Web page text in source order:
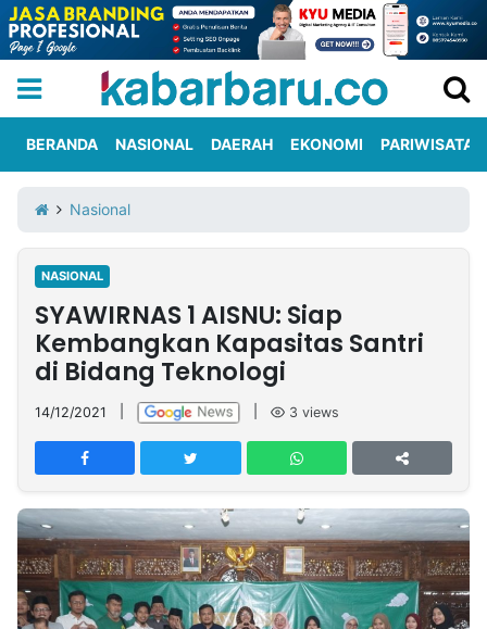
Iklan
Berita
Kami
Nasional
International
Olahraga
Entertainment
Daerah
Pariwisata
Kuliner
Kolom
Network
PT
TREETAN
INDONESIA
Partner
BERANDA NASIONAL DAERAH EKONOMI PARIWISATA
Nasional
NASIONAL
SYAWIRNAS 1 AISNU: Siap
Kembangkan Kapasitas Santri
di Bidang Teknologi
14/12/2021 3 views